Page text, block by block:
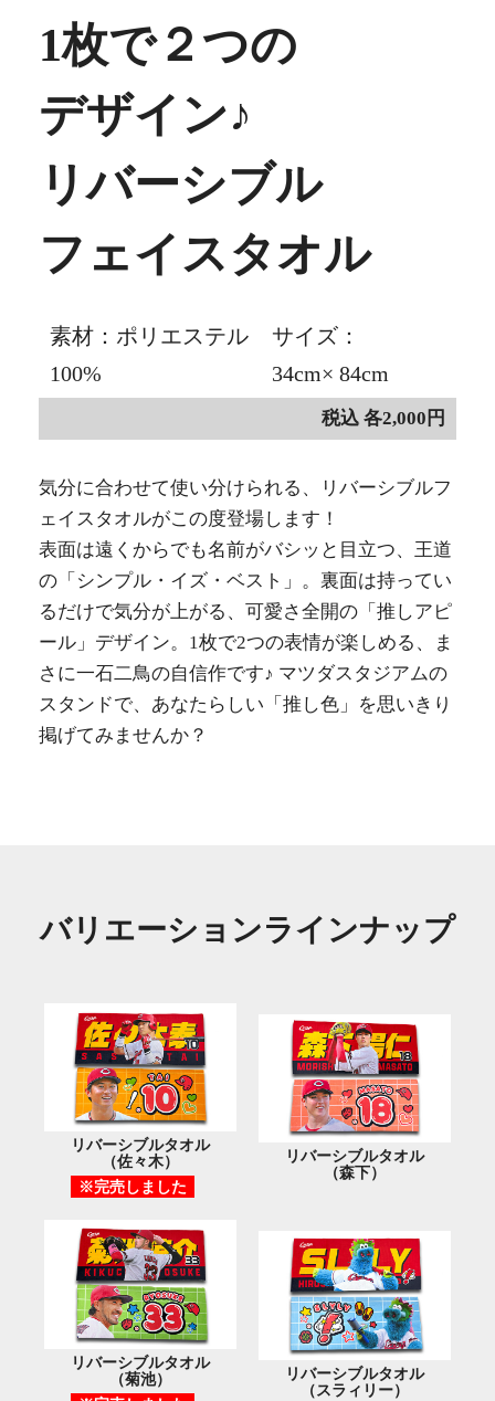
1枚で２つの
デザイン♪
リバーシブル
フェイスタオル
素材：ポリエステル
100%
サイズ：
34cm× 84cm
税込 各2,000円
気分に合わせて使い分けられる、リバーシブルフ
ェイスタオルがこの度登場します！
表面は遠くからでも名前がバシッと目立つ、王道
の「シンプル・イズ・ベスト」。裏面は持ってい
るだけで気分が上がる、可愛さ全開の「推しアピ
ール」デザイン。1枚で2つの表情が楽しめる、ま
さに一石二鳥の自信作です♪ マツダスタジアムの
スタンドで、あなたらしい「推し色」を思いきり
掲げてみませんか？
バリエーションラインナップ
リバーシブルタオル
（佐々木）
※完売しました
リバーシブルタオル
（森下）
リバーシブルタオル
（菊池）
リバーシブルタオル
（スラィリー）